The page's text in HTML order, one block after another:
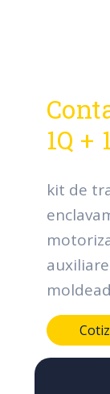
1Q +
kit de